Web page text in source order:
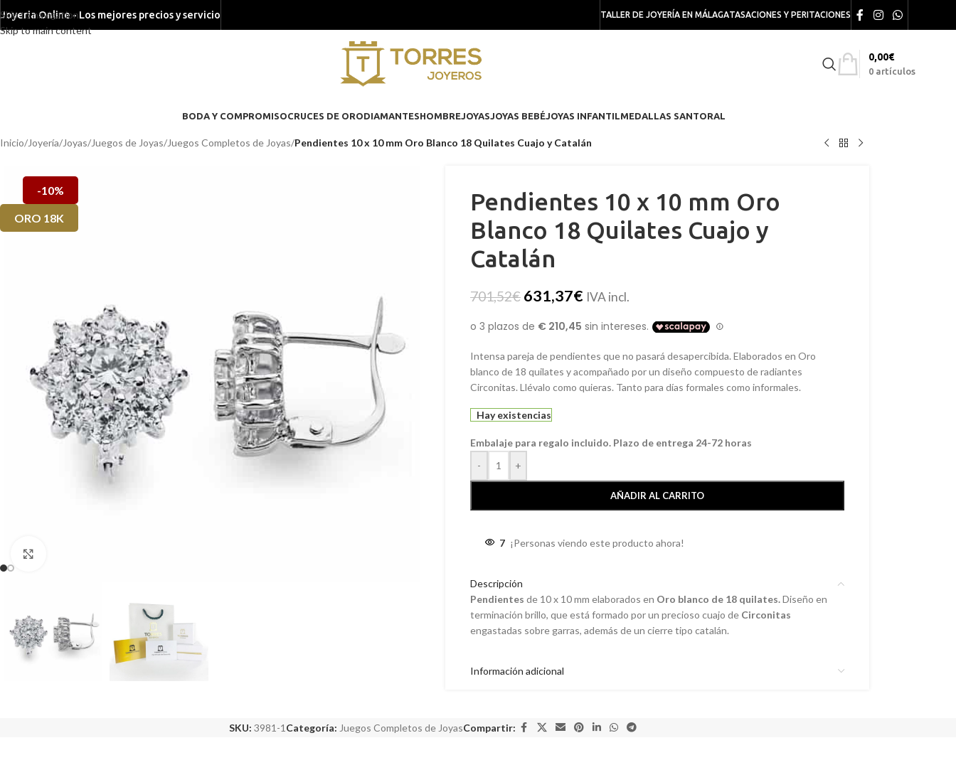
Skip to navigation
Skip to main content
Joyeria Online - Los mejores precios y servicio TALLER DE JOYERÍA EN MÁLAGATASACIONES Y PERITACIONES
0 artículos
0,00€
BODA Y COMPROMISOCRUCES DE ORODIAMANTESHOMBREJOYASJOYAS BEBÉJOYAS INFANTILMEDALLAS SANTORAL
Inicio/Joyería/Joyas/Juegos de Joyas/Juegos Completos de Joyas/Pendientes 10 x 10 mm Oro Blanco 18 Quilates Cuajo y Catalán
-10%
ORO 18K
Pendientes 10 x 10 mm Oro
Blanco 18 Quilates Cuajo y
Catalán
701,52€ 631,37€ IVA incl.
Intensa pareja de pendientes que no pasará desapercibida. Elaborados en Oro
blanco de 18 quilates y acompañado por un diseño compuesto de radiantes
Circonitas. Llévalo como quieras. Tanto para días formales como informales.
Hay existencias
Embalaje para regalo incluido. Plazo de entrega 24-72 horas
-
+
AÑADIR AL CARRITO
7 ¡Personas viendo este producto ahora!
Descripción
Pendientes de 10 x 10 mm elaborados en Oro blanco de 18 quilates.Diseño en
terminación brillo, que está formado por un precioso cuajo de Circonitas
engastadas sobre garras, además de un cierre tipo catalán.
Información adicional
SKU: 3981-1 Categoría: Juegos Completos de JoyasCompartir: